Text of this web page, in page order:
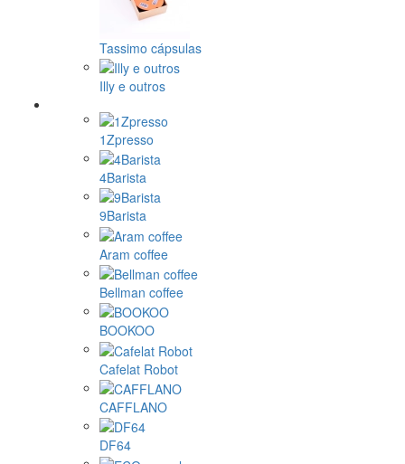
Tassimo cápsulas
Illy e outros
1Zpresso
4Barista
9Barista
Aram coffee
Bellman coffee
BOOKOO
Cafelat Robot
CAFFLANO
DF64